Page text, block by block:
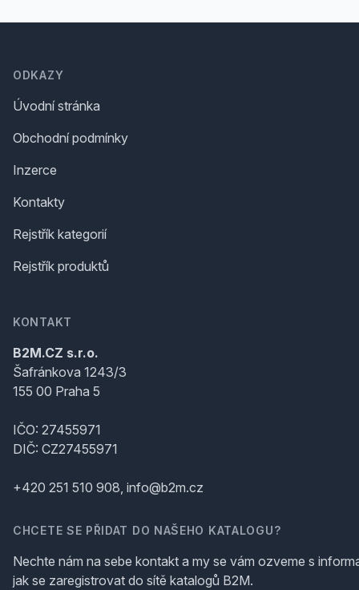
ODKAZY
Úvodní stránka
Obchodní podmínky
Inzerce
Kontakty
Rejstřík kategorií
Rejstřík produktů
KONTAKT
B2M.CZ s.r.o.
Šafránkova 1243/3
155 00 Praha 5
IČO: 27455971
DIČ: CZ27455971
+420 251 510 908, info@b2m.cz
CHCETE SE PŘIDAT DO NAŠEHO KATALOGU?
Nechte nám na sebe kontakt a my se vám ozveme s
jak se zaregistrovat do sítě katalogů B2M.